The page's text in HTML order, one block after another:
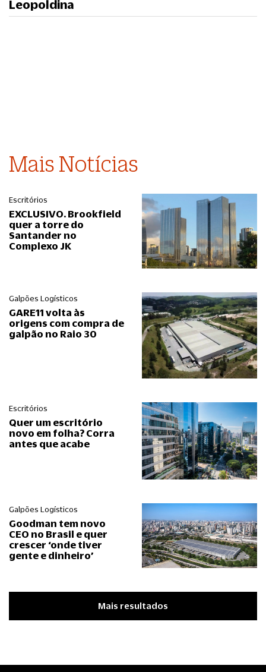
Leopoldina
Mais Notícias
Escritórios
EXCLUSIVO. Brookfield
quer a torre do
Santander no
Complexo JK
Galpões Logísticos
GARE11 volta às
origens com compra de
galpão no Raio 30
Escritórios
Quer um escritório
novo em folha? Corra
antes que acabe
Galpões Logísticos
Goodman tem novo
CEO no Brasil e quer
crescer ‘onde tiver
gente e dinheiro’
Mais resultados